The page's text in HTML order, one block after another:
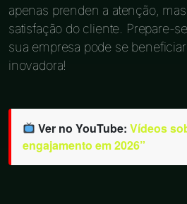
apenas prenden a atenção,
satisfação do cliente. Prepare-
sua empresa pode se
inovadora!
Ver no YouTube: Vídeos
engajamento em 2026”